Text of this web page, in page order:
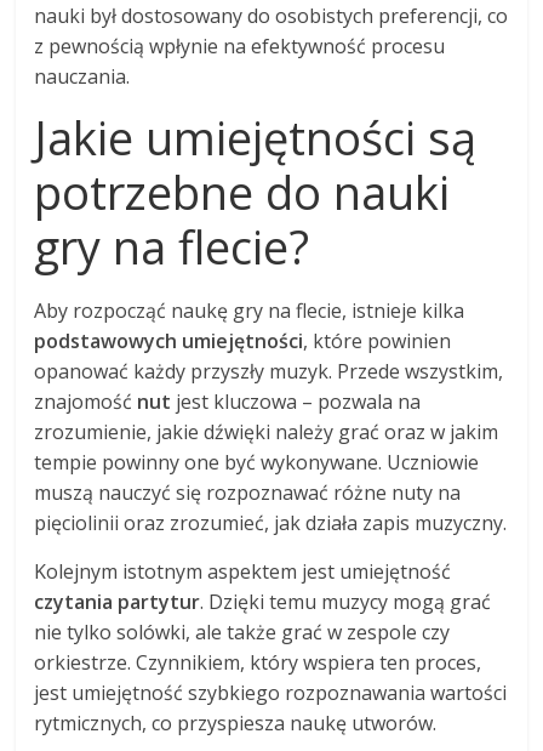
nauki był dostosowany do osobistych preferencji, co
z pewnością wpłynie na efektywność procesu
nauczania.
Jakie umiejętności są
potrzebne do nauki
gry na flecie?
Aby rozpocząć naukę gry na flecie, istnieje kilka
podstawowych umiejętności, które powinien
opanować każdy przyszły muzyk. Przede wszystkim,
znajomość nut jest kluczowa – pozwala na
zrozumienie, jakie dźwięki należy grać oraz w jakim
tempie powinny one być wykonywane. Uczniowie
muszą nauczyć się rozpoznawać różne nuty na
pięciolinii oraz zrozumieć, jak działa zapis muzyczny.
Kolejnym istotnym aspektem jest umiejętność
czytania partytur. Dzięki temu muzycy mogą grać
nie tylko solówki, ale także grać w zespole czy
orkiestrze. Czynnikiem, który wspiera ten proces,
jest umiejętność szybkiego rozpoznawania wartości
rytmicznych, co przyspiesza naukę utworów.